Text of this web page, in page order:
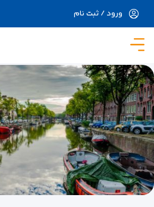
در حال حاضر ارتباط با
ورود / ثبت نام